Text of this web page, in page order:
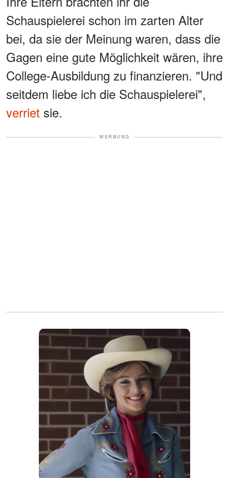
Schauspielerei schon im zarten Alter
bei, da sie der Meinung waren, dass die
Gagen eine gute Möglichkeit wären, ihre
College-Ausbildung zu finanzieren. "Und
seitdem liebe ich die Schauspielerei",
verriet sie.
WERBUNG